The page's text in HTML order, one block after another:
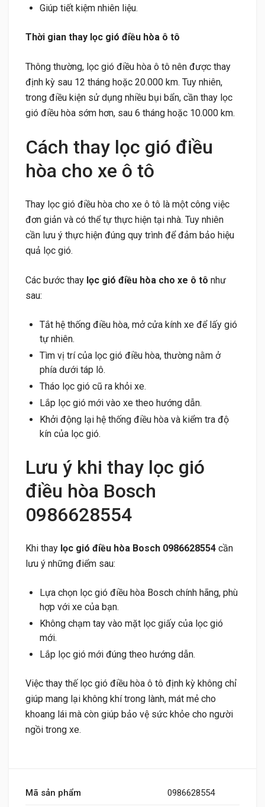
Giúp tiết kiệm nhiên liệu.
Thời gian thay lọc gió điều hòa ô tô
Thông thường, lọc gió điều hòa ô tô nên được thay
định kỳ sau 12 tháng hoặc 20.000 km. Tuy nhiên,
trong điều kiện sử dụng nhiều bụi bẩn, cần thay lọc
gió điều hòa sớm hơn, sau 6 tháng hoặc 10.000 km.
Cách thay lọc gió điều
hòa cho xe ô tô
Thay lọc gió điều hòa cho xe ô tô là một công việc
đơn giản và có thể tự thực hiện tại nhà. Tuy nhiên
cần lưu ý thực hiện đúng quy trình để đảm bảo hiệu
quả lọc gió.
Các bước thay lọc gió điều hòa cho xe ô tô như
sau:
Tắt hệ thống điều hòa, mở cửa kính xe để lấy gió
tự nhiên.
Tìm vị trí của lọc gió điều hòa, thường nằm ở
phía dưới táp lô.
Tháo lọc gió cũ ra khỏi xe.
Lắp lọc gió mới vào xe theo hướng dẫn.
Khởi động lại hệ thống điều hòa và kiểm tra độ
kín của lọc gió.
Lưu ý khi thay lọc gió
điều hòa Bosch
0986628554
Khi thay lọc gió điều hòa Bosch 0986628554 cần
lưu ý những điểm sau:
Lựa chọn lọc gió điều hòa Bosch chính hãng, phù
hợp với xe của bạn.
Không chạm tay vào mặt lọc giấy của lọc gió
mới.
Lắp lọc gió mới đúng theo hướng dẫn.
Việc thay thế lọc gió điều hòa ô tô định kỳ không chỉ
giúp mang lại không khí trong lành, mát mẻ cho
khoang lái mà còn giúp bảo vệ sức khỏe cho người
ngồi trong xe.
Mã sản phẩm 0986628554